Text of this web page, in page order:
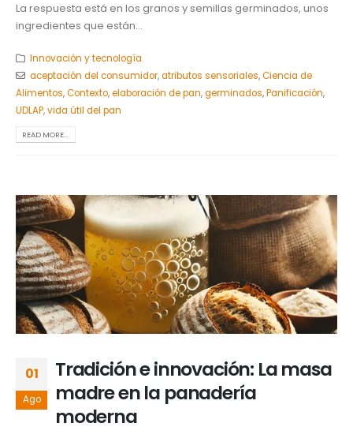
La respuesta está en los granos y semillas germinados, unos
ingredientes que están...
Innovación y tecnología
aceptación del consumidor,atributos sensoriales,Ciencia de
Alimentos,Contexto,elaboración de pan,germinados,Panificación,
UDLAP,vida útil del pan
READ MORE...
01
Ago
Tradición e innovación: La masa
madre en la panadería
moderna